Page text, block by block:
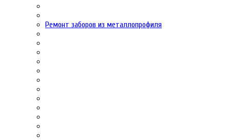
Ремонт заборов из металлопрофиля